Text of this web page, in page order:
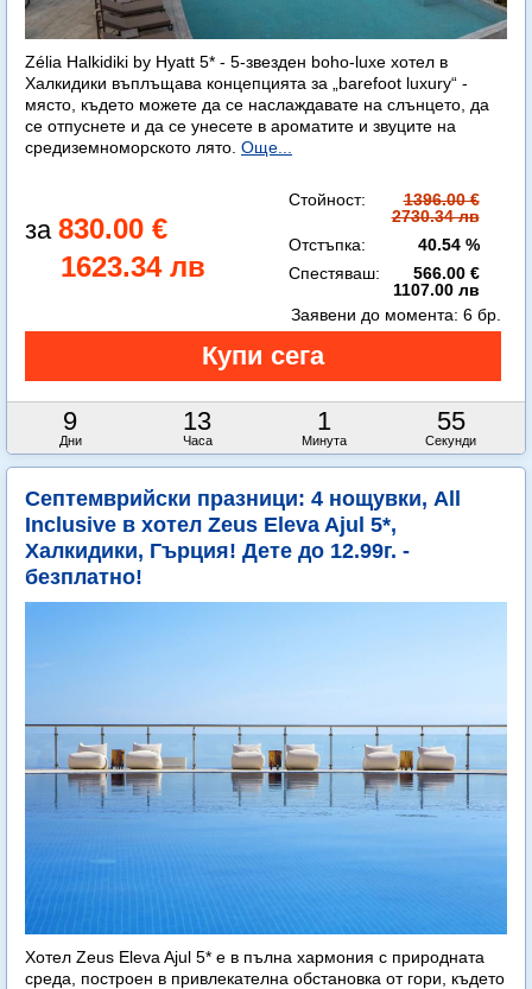
Zélia Halkidiki by Hyatt 5* - 5-звезден boho-luxe хотел в
Халкидики въплъщава концепцията за „barefoot luxury“ -
място, където можете да се наслаждавате на слънцето, да
се отпуснете и да се унесете в ароматите и звуците на
средиземноморското лято. Още...
830.00 €
1623.34 лв
Стойност:
1396.00 €
2730.34 лв
Отстъпка:
40.54 %
Спестяваш:
566.00 €
1107.00 лв
9
Дни
13
Часа
1
Минута
54
Секунди
Заявени до момента: 6 бр.
Септемврийски празници: 4 нощувки, All
Inclusive в хотел Zeus Eleva Ajul 5*,
Халкидики, Гърция! Дете до 12.99г. -
безплатно!
Хотел Zeus Eleva Ajul 5* е в пълна хармония с природната
среда, построен в привлекателна обстановка от гори, където